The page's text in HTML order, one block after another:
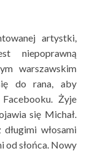
artystki,
niepoprawną
warszawskim
do rana, aby
Żyje
się Michał.
włosami
od słońca. Nowy